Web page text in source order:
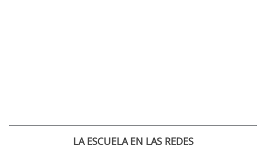
LA ESCUELA EN LAS REDES